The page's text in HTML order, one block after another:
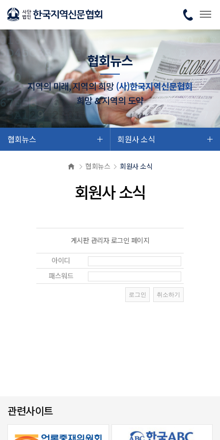
협회뉴스
지역의 미래, 지역의 희망(사)한국지역신문협회
희망 & 지역의 도약
협회뉴스 회원사 소식
협회뉴스 회원사 소식
회원사 소식
게시판 관리자 로그인 페이지
아이디
패스워드
관련사이트